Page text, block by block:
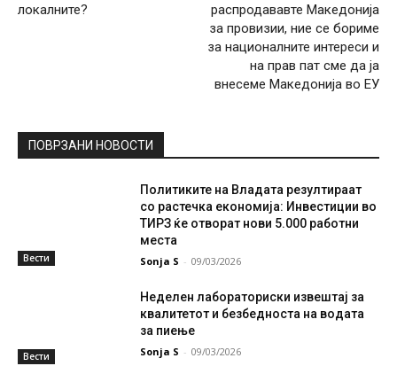
локалните?
распродававте Македонија
за провизии, ние се бориме
за националните интереси и
на прав пат сме да ја
внесеме Македонија во ЕУ
ПОВРЗАНИ НОВОСТИ
Вести
Политиките на Владата резултираат
со растечка економија: Инвестиции во
ТИРЗ ќе отворат нови 5.000 работни
места
Sonja S - 09/03/2026
Вести
Неделен лабораториски извештај за
квалитетот и безбедноста на водата
за пиење
Sonja S - 09/03/2026